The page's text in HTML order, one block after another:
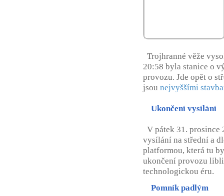
Trojhranné věže
20:58 byla stanice o
provozu. Jde opět o
jsou nejvyššími
Ukončení vysílání
V pátek 31.
vysílání na střední a
platformou, která tu
ukončení provozu
technologickou éru.
Pomník padlým